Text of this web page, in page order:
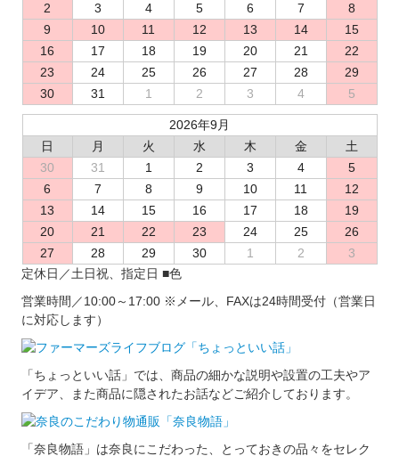
2
3 4 5 6 7
8
9
10 11 12 13 14
15
16
17 18 19 20 21
22
23
24 25 26 27 28
29
30
31 1 2 3 4 5
2026年9月
日
月 火 水 木 金
土
30
31 1 2 3 4
5
6
7 8 9 10 11
12
13
14 15 16 17 18
19
20
21 22 23 24 25
26
27
28 29 30 1 2
3
定休日／土日祝、指定日■色
営業時間／10:00～17:00 ※メール、FAXは24時間受付（営業日
に対応します）
「ちょっといい話」では、商品の細かな説明や設置の工夫やア
イデア、また商品に隠されたお話などご紹介しております。
「奈良物語」は奈良にこだわった、とっておきの品々をセレク